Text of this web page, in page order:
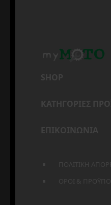
SHOP
ΚΑΤΗΓΟΡΙΕΣ
ΕΠΙΚΟΙΝΩΝΙΑ
ΠΟΛΙΤΙΚΗ
ΟΡΟΙ &